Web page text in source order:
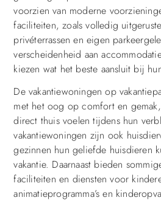
voorzien van moderne
faciliteiten, zoals volledig
privéterrassen en eigen
verscheidenheid aan
kiezen wat het beste aansluit bij
De vakantiewoningen op
met het oog op comfort en
direct thuis voelen tijdens hun
vakantiewoningen zijn ook
gezinnen hun geliefde huisdieren
vakantie. Daarnaast bieden
faciliteiten en diensten voor
animatieprogramma’s en